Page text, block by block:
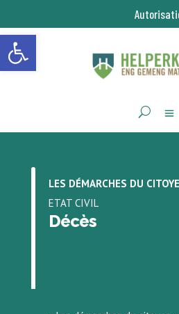
Ouvrir la barre d’outils
LES DÉMARCHES DU
ETAT CIVIL
Décès